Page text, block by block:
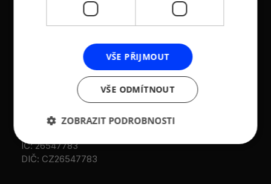
živnostníků České
republiky (AMSP ČR)
Zápis v OR: Spisová
značka L 12282 vedená u
Městského soudu v
Praze (původní
registrace u MV ČR, č.j.
založeno r. 2001)
IČ: 26547783
DIČ: CZ26547783
+420 236 080 454
M:+420 733 722 512
e-mail:
amsp@amsp.cz
web: www.amsp.cz
Datová schránka:
ID: au9uavs
VŠE PŘIJMOUT
VŠE ODMÍTNOUT
ZOBRAZIT PODROBNOSTI